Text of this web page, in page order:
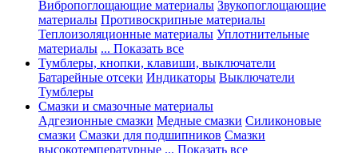
Вибропоглощающие материалы Звукопоглощающие
материалы Противоскрипные материалы
Теплоизоляционные материалы Уплотнительные
материалы ... Показать все
Тумблеры, кнопки, клавиши, выключатели
Батарейные отсеки Индикаторы Выключатели
Тумблеры
Смазки и смазочные материалы
Адгезионные смазки Медные смазки Силиконовые
смазки Смазки для подшипников Смазки
высокотемпературные ... Показать все